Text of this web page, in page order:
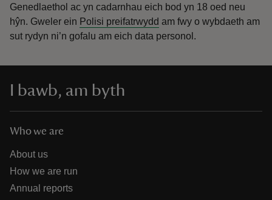
Genedlaethol ac yn cadarnhau eich bod yn 18 oed neu
hŷn. Gweler ein Polisi preifatrwydd am fwy o wybdaeth am
sut rydyn ni’n gofalu am eich data personol.
I bawb, am byth
Who we are
About us
How we are run
Annual reports